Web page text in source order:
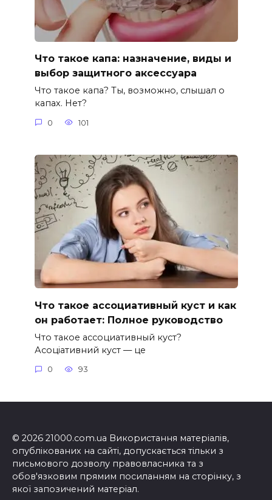
Что такое капа: назначение, виды и
выбор защитного аксессуара
Что такое капа? Ты, возможно, слышал о
капах. Нет?
0 101
Что такое ассоциативный куст и как
он работает: Полное руководство
Что такое ассоциативный куст?
Асоціативний куст — це
0 93
© 2026 21000.com.ua Використання матеріалів,
опублікованих на сайті, допускається тільки з
письмового дозволу правовласника та з
обов'язковим прямим посиланням на сторінку, з
якої запозичений матеріал.